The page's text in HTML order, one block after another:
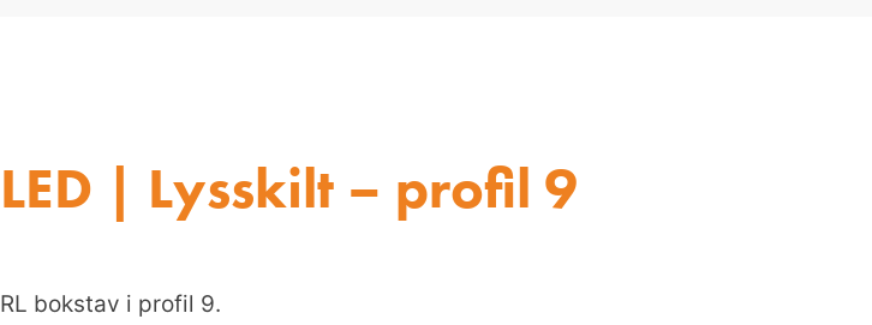
LED | Lysskilt – profil 9
RL bokstav i profil 9.